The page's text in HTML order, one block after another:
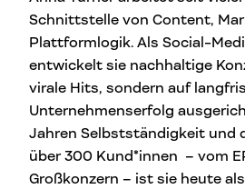
Schnittstelle von Content,
Plattformlogik. Als Social-
entwickelt sie nachhaltige
virale Hits, sondern auf
Unternehmenserfolg
Jahren Selbstständigkeit und
über 300 Kund*innen – vom
Großkonzern – ist sie heute